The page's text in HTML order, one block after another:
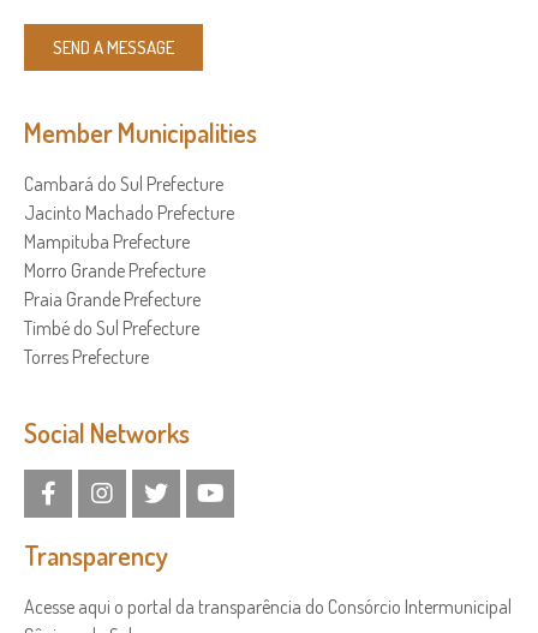
SEND A MESSAGE
Member Municipalities
Cambará do Sul Prefecture
Jacinto Machado Prefecture
Mampituba Prefecture
Morro Grande Prefecture
Praia Grande Prefecture
Timbé do Sul Prefecture
Torres Prefecture
Social Networks
Transparency
Acesse aqui o portal da transparência do Consórcio Intermunicipal